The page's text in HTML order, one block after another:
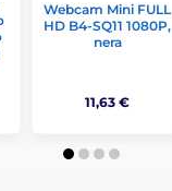
Webcam Mini FULL
HD B4-SQ11 1080P,
nera
11,63 €